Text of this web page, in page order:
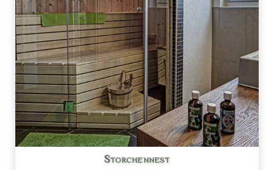
Storchennest